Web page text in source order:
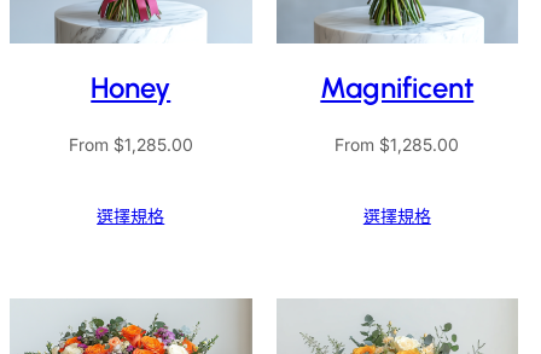
Honey
From $1,285.00
選擇規格
Magnificent
From$1,285.00
選擇規格